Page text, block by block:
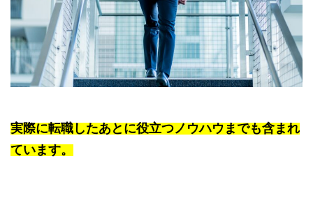
実際に転職したあとに役立つノウハウまでも含まれ
ています。